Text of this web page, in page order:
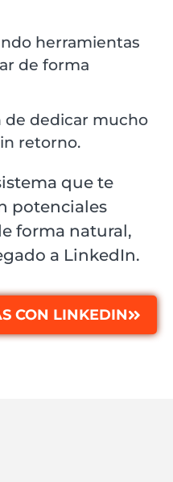
herramientas
de forma
de dedicar mucho
retorno.
que te
potenciales
forma natural,
a LinkedIn.
CON LINKEDIN